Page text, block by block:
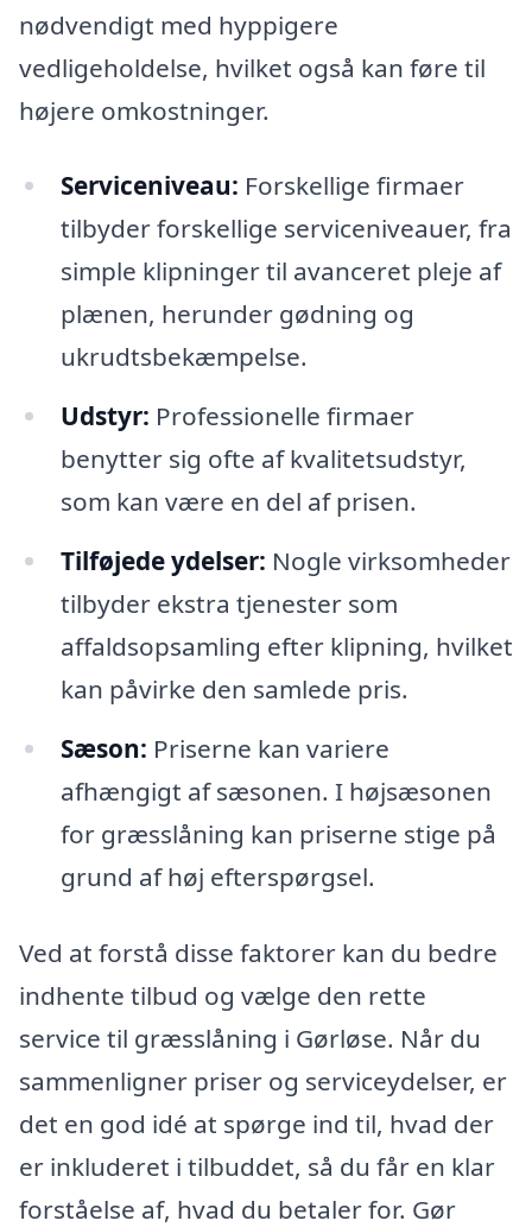
nødvendigt med hyppigere
vedligeholdelse, hvilket også kan føre til
højere omkostninger.
Serviceniveau: Forskellige firmaer
tilbyder forskellige serviceniveauer, fra
simple klipninger til avanceret pleje af
plænen, herunder gødning og
ukrudtsbekæmpelse.
Udstyr: Professionelle firmaer
benytter sig ofte af kvalitetsudstyr,
som kan være en del af prisen.
Tilføjede ydelser: Nogle virksomheder
tilbyder ekstra tjenester som
affaldsopsamling efter klipning, hvilket
kan påvirke den samlede pris.
Sæson: Priserne kan variere
afhængigt af sæsonen. I højsæsonen
for græsslåning kan priserne stige på
grund af høj efterspørgsel.
Ved at forstå disse faktorer kan du bedre
indhente tilbud og vælge den rette
service til græsslåning i Gørløse. Når du
sammenligner priser og serviceydelser, er
det en god idé at spørge ind til, hvad der
er inkluderet i tilbuddet, så du får en klar
forståelse af, hvad du betaler for. Gør